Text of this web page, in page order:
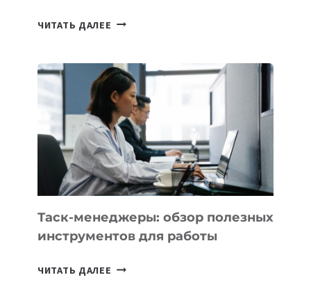
ЧИТАТЬ ДАЛЕЕ ИИ-
БИЗНЕСА:
КАКИЕ
3
ЗАДАЧИ
ЕМУ
МОЖНО
ПОРУЧИТЬ
УЖЕ
СЕГОДНЯ
Таск-менеджеры: обзор полезных
инструментов для работы
ЧИТАТЬ ДАЛЕЕ ТАСК-